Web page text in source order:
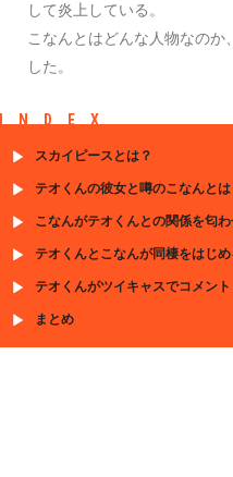
して炎上している。
こなんとはどんな人物なの
した。
INDEX
スカイピースとは？
テオくんの彼女と噂のこなんとは
こなんがテオくんとの関係を匂わ
テオくんとこなんが同棲をはじめ
テオくんがツイキャスでコメント
まとめ